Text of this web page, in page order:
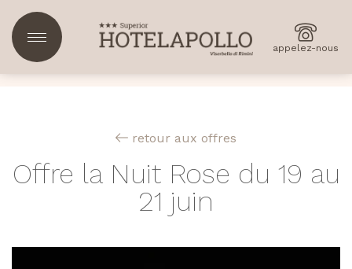
appelez-nous
retour aux offres
Offre la Nuit Rose du 19 au
21 juin